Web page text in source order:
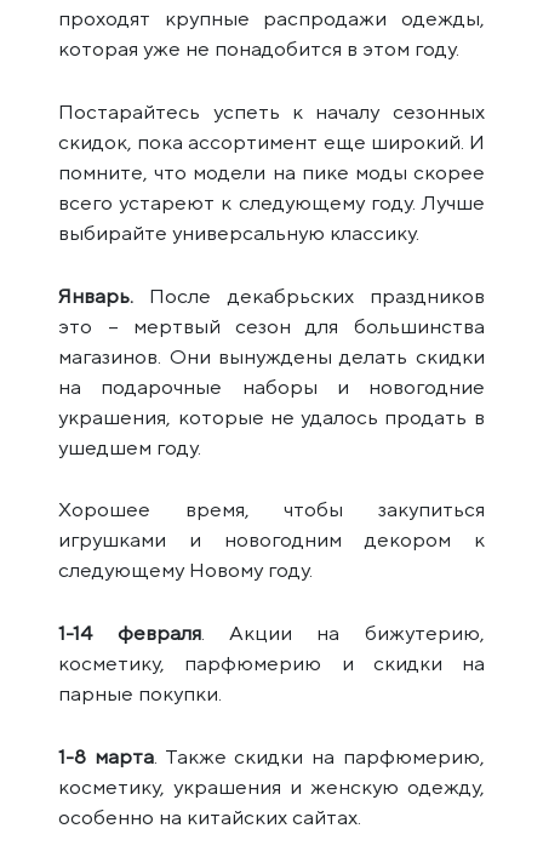
проходят крупные распродажи одежды,
которая уже не понадобится в этом году.
Постарайтесь успеть к началу сезонных
скидок, пока ассортимент еще широкий. И
помните, что модели на пике моды скорее
всего устареют к следующему году. Лучше
выбирайте универсальную классику.
Январь. После декабрьских праздников
это – мертвый сезон для большинства
магазинов. Они вынуждены делать скидки
на подарочные наборы и новогодние
украшения, которые не удалось продать в
ушедшем году.
Хорошее время, чтобы закупиться
игрушками и новогодним декором к
следующему Новому году.
1-14 февраля. Акции на бижутерию,
косметику, парфюмерию и скидки на
парные покупки.
1-8 марта. Также скидки на парфюмерию,
косметику, украшения и женскую одежду,
особенно на китайских сайтах.